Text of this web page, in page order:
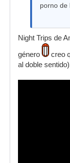
porno de
Night Trips de
género
creo
al doble